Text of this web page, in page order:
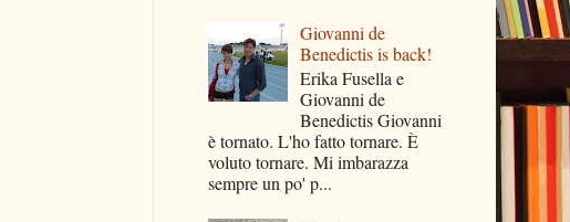
Giovanni de
Benedictis is back!
Erika Fusella e
Giovanni de
Benedictis Giovanni
è tornato. L'ho fatto tornare. È
voluto tornare. Mi imbarazza
sempre un po' p...